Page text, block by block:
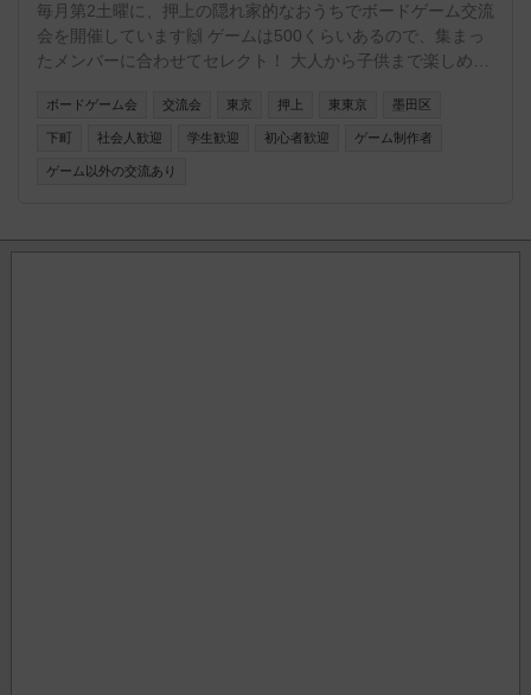
毎月第2土曜に、押上の隠れ家的なおうちでボードゲーム交流
会を開催しています🙌 ゲームは500くらいあるので、集まっ
たメンバーに合わせてセレクト！ 大人から子供まで楽しめま
もちろん歓迎！ まずは一度遊びに来てくれると嬉しいです🥰
ボードゲーム会 交流会 東京 押上 東東京 墨田区
下町 社会人歓迎 学生歓迎 初心者歓迎 ゲーム制作者
ゲーム以外の交流あり